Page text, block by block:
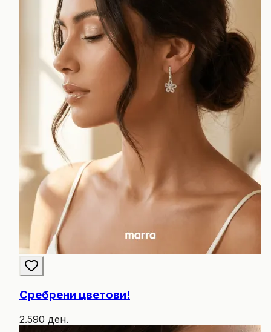
Сребрени цветови!
2.590 ден.